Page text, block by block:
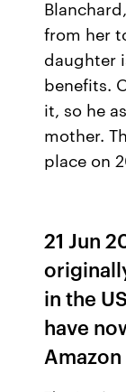
from her
daughter
benefits.
it, so he
mother.
place on
21 Jun
in the
have